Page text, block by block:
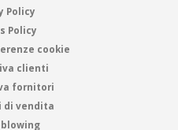
Policy
Policy
cookie
clienti
fornitori
di vendita